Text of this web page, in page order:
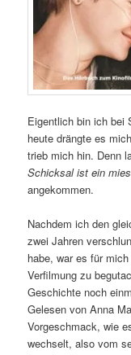
Eigentlich bin ich bei
heute drängte es
trieb mich hin. Denn
Schicksal ist ein
angekommen.
Nachdem ich den
zwei Jahren
habe, war es für
Verfilmung zu
Geschichte noch
Gelesen von Anna
Vorgeschmack, wie
wechselt, also vom